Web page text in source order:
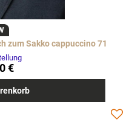
zum Sakko cappuccino 71
€